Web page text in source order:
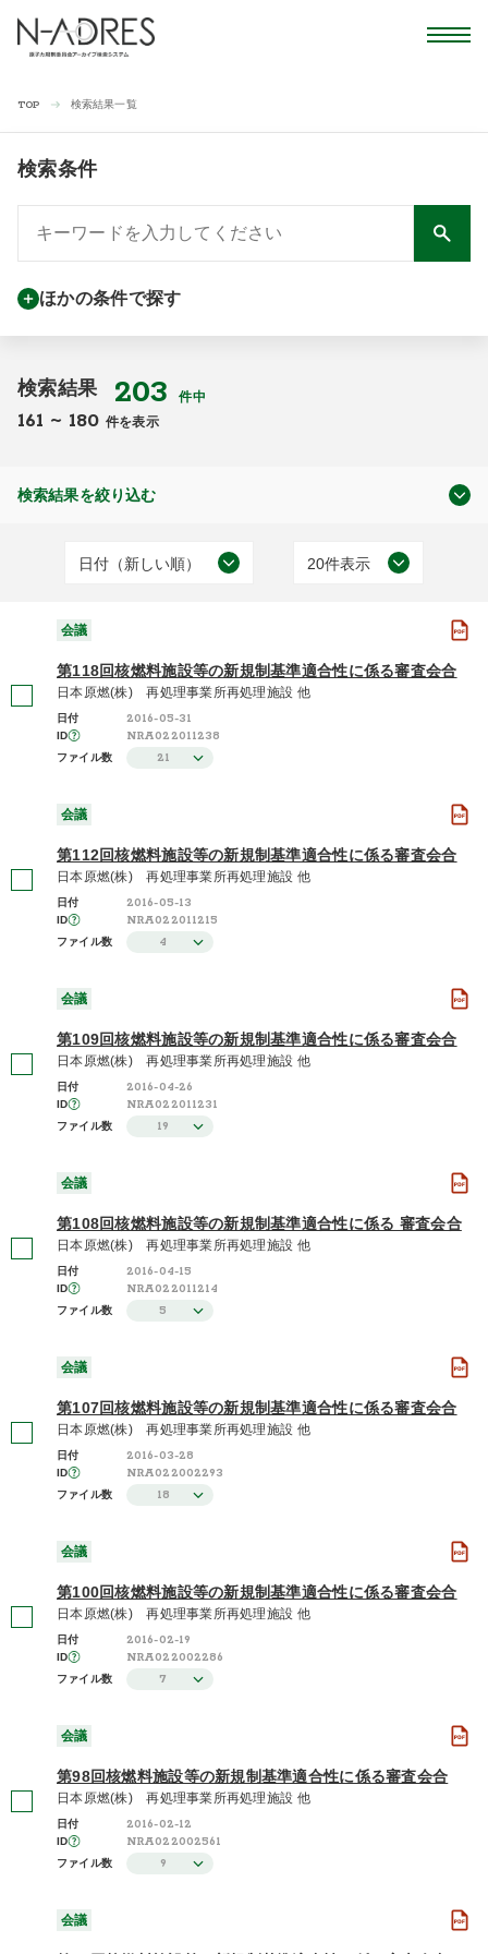
TOP 検索結果一覧
検索条件
ほかの条件で探す
検索結果 203件中
161 ~ 180 件を表示
検索結果を絞り込む
(203)
会議
2025年度 / 令和7年度
(4)
2023年度 / 令和5年度
さらに表示する
日付（新しい順）
施設（昇順）
施設（降順）
タイトル（降順）
関連性
20件表示
会議
第118回核燃料施設等の新規制基準適合性に係る審査会合
日本原燃(株) 再処理事業所再処理施設 他
日付 2016-05-31
ID NRA022011238
ファイル数 21
会議
第112回核燃料施設等の新規制基準適合性に係る審査会合
日本原燃(株) 再処理事業所再処理施設 他
日付 2016-05-13
ID NRA022011215
ファイル数 4
会議
第109回核燃料施設等の新規制基準適合性に係る審査会合
日本原燃(株) 再処理事業所再処理施設 他
日付 2016-04-26
ID NRA022011231
ファイル数 19
会議
第108回核燃料施設等の新規制基準適合性に係る 審査会合
日本原燃(株) 再処理事業所再処理施設 他
日付 2016-04-15
ID NRA022011214
ファイル数 5
会議
第107回核燃料施設等の新規制基準適合性に係る審査会合
日本原燃(株) 再処理事業所再処理施設 他
日付 2016-03-28
ID NRA022002293
ファイル数 18
会議
第100回核燃料施設等の新規制基準適合性に係る審査会合
日本原燃(株) 再処理事業所再処理施設 他
日付 2016-02-19
ID NRA022002286
ファイル数 7
会議
第98回核燃料施設等の新規制基準適合性に係る審査会合
日本原燃(株) 再処理事業所再処理施設 他
日付 2016-02-12
ID NRA022002561
ファイル数 9
会議